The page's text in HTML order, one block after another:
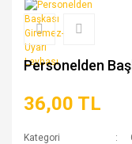
Personelden
36,00 TL
Kategori